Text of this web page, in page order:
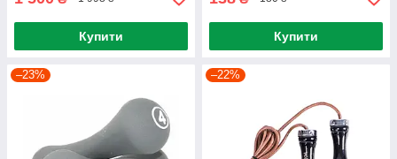
Купити Купити
–23% –22%